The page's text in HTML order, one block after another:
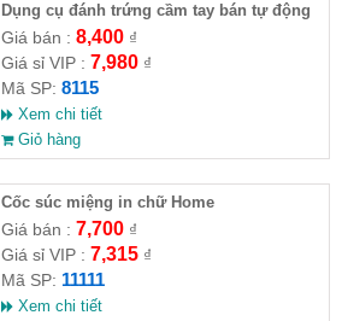
Dụng cụ đánh trứng cầm tay bán tự động
Giá bán : 8,400₫
Giá sỉ VIP : 7,980₫
Mã SP: 8115
Xem chi tiết
Giỏ hàng
Cốc súc miệng in chữ Home
Giá bán : 7,700₫
Giá sỉ VIP : 7,315₫
Mã SP: 11111
Xem chi tiết